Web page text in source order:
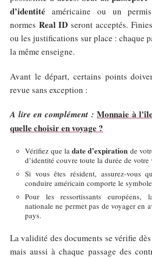
d’identité américaine ou un
normes Real ID seront acceptés.
ou les justifications sur place : chaque
la même enseigne.
Avant le départ, certains points
revue sans exception :
A lire en complément : Monnaie à
quelle choisir en voyage ?
Vérifiez que ladate d’expiration de
d’identité couvre toute la durée de votre
Si vous êtes résident, assurez-vous
conduire américain comporte le symbole
Pour les ressortissants
nationale ne permet pas de voyager en
pays.
La validité des documents se vérifie
mais aussi à chaque passage des